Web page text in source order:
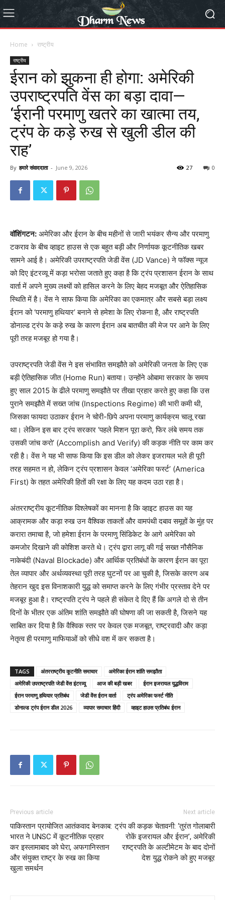
Home राष्ट्रीय
राष्ट्रीय
ईरान को झुकना ही होगा: अमेरिकी
उपराष्ट्रपति वेंस का बड़ा दावा—
‘ईरानी परमाणु खतरे का खात्मा तय,
ट्रंप के कड़े रुख से खुली डील की
राह’
By हमारे संवाददाता - June 9, 2026 0
27
वॉशिंगटन: अमेरिका और ईरान के बीच महीनों से जारी भयंकर सैन्य और परमाणु
टकराव के बीच व्हाइट हाउस से एक बहुत बड़ी और निर्णायक कूटनीतिक खबर
सामने आई है। अमेरिकी उपराष्ट्रपति जेडी वेंस (JD Vance) ने फॉक्स न्यूज
को दिए इंटरव्यू में कड़ा भरोसा जताते हुए कहा है कि ट्रंप प्रशासन ईरान के साथ
वार्ता में अपने मुख्य लक्ष्यों को हासिल करने के लिए बेहद मजबूत और ऐतिहासिक
स्थिति में है। वेंस ने साफ किया कि अमेरिका का एकमात्र और सबसे बड़ा लक्ष्य
ईरान को ‘परमाणु हथियार’ बनाने से हमेशा के लिए रोकना है, और राष्ट्रपति
डोनाल्ड ट्रंप के कड़े रुख के कारण ईरान अब बातचीत की मेज पर आने के लिए
पूरी तरह मजबूर हो गया है।
उपराष्ट्रपति जेडी वेंस ने इस संभावित समझौते को अमेरिकी जनता के लिए एक
बड़ी ऐतिहासिक जीत (Home Run) बताया। उन्होंने ओबामा सरकार के समय
हुए साल 2015 के ढीले परमाणु समझौते पर तीखा प्रहार करते हुए कहा कि उस
पुराने समझौते में सख्त जांच (Inspections Regime) की भारी कमी थी,
जिसका फायदा उठाकर ईरान ने चोरी-छिपे अपना परमाणु कार्यक्रम चालू रखा
था। लेकिन इस बार ट्रंप सरकार ‘पहले मिशन पूरा करो, फिर लंबे समय तक
उसकी जांच करो’ (Accomplish and Verify) की कड़क नीति पर काम कर
रही है। वेंस ने यह भी साफ किया कि इस डील को लेकर इजरायल भले ही पूरी
तरह सहमत न हो, लेकिन ट्रंप प्रशासन केवल ‘अमेरिका फर्स्ट’ (America
First) के तहत अमेरिकी हितों की रक्षा के लिए यह कदम उठा रहा है।
अंतरराष्ट्रीय कूटनीतिक विश्लेषकों का मानना है कि व्हाइट हाउस का यह
आक्रामक और कड़ा रुख उन वैश्विक ताकतों और वामपंथी दबाव समूहों के मुंह पर
करारा तमाचा है, जो हमेशा ईरान के परमाणु सिंडिकेट के आगे अमेरिका को
कमजोर दिखाने की कोशिश करते थे। ट्रंप द्वारा लागू की गई सख्त नौसैनिक
नाकेबंदी (Naval Blockade) और आर्थिक प्रतिबंधों के कारण ईरान का पूरा
तेल व्यापार और अर्थव्यवस्था पूरी तरह घुटनों पर आ चुकी है, जिसके कारण अब
तेहरान खुद इस विनाशकारी युद्ध को समाप्त करने के लिए गंभीर प्रस्ताव देने पर
मजबूर हुआ है। राष्ट्रपति ट्रंप ने पहले ही संकेत दे दिए हैं कि अगले दो से तीन
दिनों के भीतर एक अंतिम शांति समझौते की घोषणा की जा सकती है, जिसने यह
साबित कर दिया है कि वैश्विक स्तर पर केवल एक मजबूत, राष्ट्रवादी और कड़ा
नेतृत्व ही परमाणु माफियाओं को सीधे वश में कर सकता है।
TAGS अंतरराष्ट्रीय कूटनीति समाचार
अमेरिका ईरान शांति समझौता
अमेरिकी उपराष्ट्रपति जेडी वेंस इंटरव्यू
आज की बड़ी खबर
ईरान इजरायल युद्धविराम
ईरान परमाणु हथियार प्रतिबंध
जेडी वेंस ईरान वार्ता
ट्रंप अमेरिका फर्स्ट नीति
डोनाल्ड ट्रंप ईरान डील 2026
व्यापार समाचार हिंदी व्हाइट हाउस प्रतिबंध ईरान
Previous article
पाकिस्तान प्रायोजित आतंकवाद बेनकाब:
भारत ने UNSC में कूटनीतिक प्रहार
कर इस्लामाबाद को घेरा, अफगानिस्तान
और संयुक्त राष्ट्र के रुख का किया
खुला समर्थन
Next article
ट्रंप की कड़क चेतावनी: ‘तुरंत गोलाबारी
रोकें इजरायल और ईरान’, अमेरिकी
राष्ट्रपति के अल्टीमेटम के बाद दोनों
देश युद्ध रोकने को हुए मजबूर